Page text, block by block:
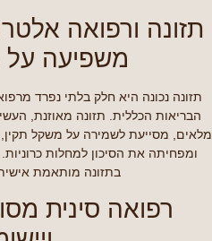
תזונה ורפואה
משפיעה על
תזונה נכונה היא חלק בלתי נפרד
הבריאות הכללית. תזונה מאוזנת,
מלאים, מסייעת לשמירה על משקל
ומפחיתה את הסיכון למחלות
בתזונה מותאמת
רפואה סינית